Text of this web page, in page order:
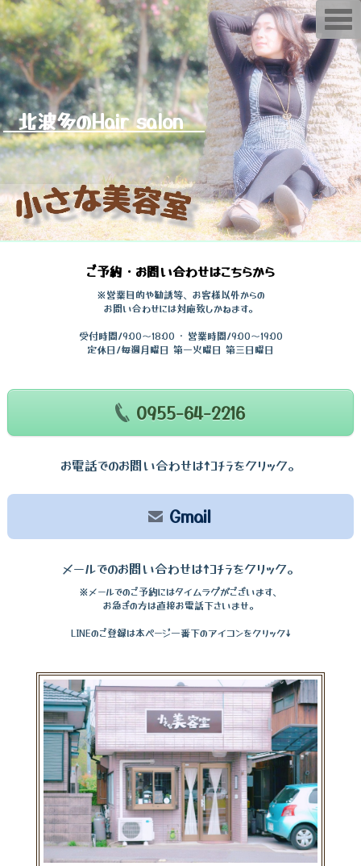
北波多のHair salon
ご予約・お問い合わせはこちらから
※営業目的や勧誘等、お客様以外からの
お問い合わせには対応致しかねます。
受付時間/9:00～18:00 ･ 営業時間/9:00～19:00
定休日/毎週月曜日 第一火曜日 第三日曜日
0955-64-2216
お電話でのお問い合わせは↑ｺﾁﾗをクリック。
Gmail
メールでのお問い合わせは↑ｺﾁﾗをクリック。
※メールでのご予約にはタイムラグがございます、
お急ぎの方は直接お電話下さいませ。
LINEのご登録は本ページ一番下のアイコンをクリック↓
T
o
g
g
l
e
n
a
v
g
a
t
i
o
n